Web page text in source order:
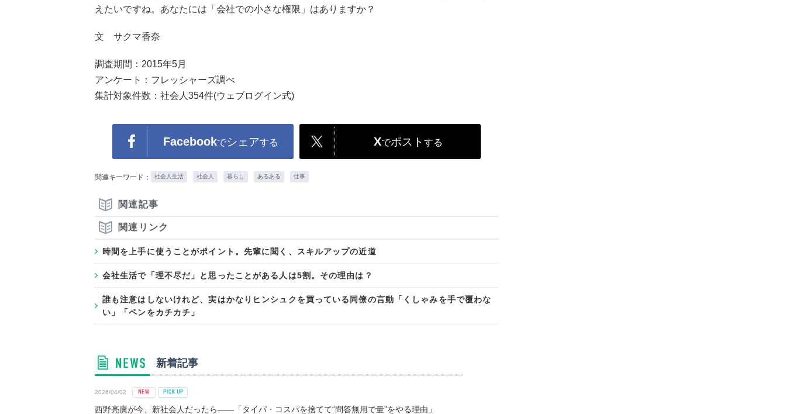
えたいですね。あなたには「会社での小さな権限」はありますか？
文 サクマ香奈
調査期間：2015年5月
アンケート：フレッシャーズ調べ
集計対象件数：社会人354件(ウェブログイン式)
Facebookでシェアする Xでポスト する
関連キーワード： 社会人生活 社会人 暮らし あるある 仕事
関連記事
関連リンク
時間を上手に使うことがポイント。先輩に聞く、スキルアップの近道
会社生活で「理不尽だ」と思ったことがある人は5割。その理由は？
誰も注意はしないけれど、実はかなりヒンシュクを買っている同僚の言動「くしゃみを手で覆わな
い」「ペンをカチカチ」
新着記事
2026/04/02
西野亮廣が今、新社会人だったら――「タイパ・コスパを捨てて“問答無用で量”をやる理由」